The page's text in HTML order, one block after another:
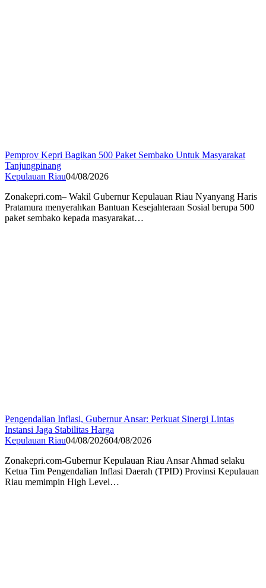
Pemprov Kepri Bagikan 500 Paket Sembako Untuk Masyarakat
Tanjungpinang
Kepulauan Riau04/08/2026
Zonakepri.com– Wakil Gubernur Kepulauan Riau Nyanyang Haris
Pratamura menyerahkan Bantuan Kesejahteraan Sosial berupa 500
paket sembako kepada masyarakat…
Pengendalian Inflasi, Gubernur Ansar: Perkuat Sinergi Lintas
Instansi Jaga Stabilitas Harga
Kepulauan Riau04/08/202604/08/2026
Zonakepri.com-Gubernur Kepulauan Riau Ansar Ahmad selaku
Ketua Tim Pengendalian Inflasi Daerah (TPID) Provinsi Kepulauan
Riau memimpin High Level…